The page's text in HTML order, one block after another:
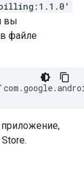
вы
в файле
' com .google.
приложение,